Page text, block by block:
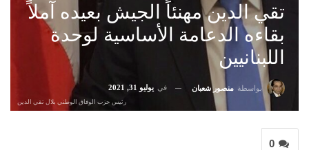
تقي الدين مهنئاً الجيش بعيده آملاً
بقاءه الدعامة الأساسية لوحدة
اللبنانيين
بواسطة منصور شعبان في يوليو 31, 2021
رئيس حزب الوفاق الوطني بلال تقي الدين
0